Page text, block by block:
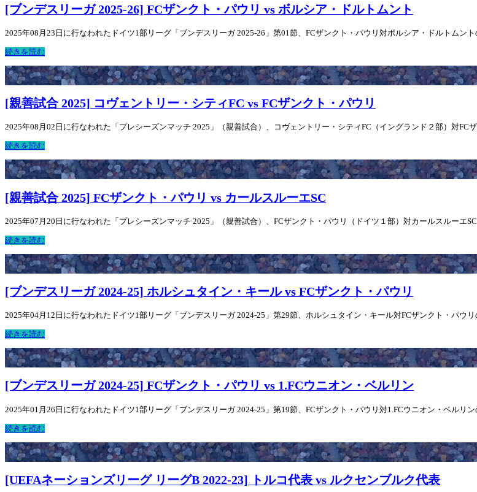
[ブンデスリーガ 2025-26] FCザンクト・パウリ vs ボルシア・ドルトムント
2025年08月23日に行なわれたドイツ1部リーグ「ブンデスリーガ 2025-26」第01節、FCザンクト・パウリ対ボルシア・ドルトムン
続きを読む
[親善試合 2025] コヴェントリー・シティFC vs FCザンクト・パウリ
2025年08月02日に行なわれた「プレシーズンマッチ 2025」（親善試合）、コヴェントリー・シティFC（イングランド２部）対
続きを読む
[親善試合 2025] FCザンクト・パウリ vs カールスルーエSC
2025年07月20日に行なわれた「プレシーズンマッチ 2025」（親善試合）、FCザンクト・パウリ（ドイツ１部）対カールスルーエ
続きを読む
[ブンデスリーガ 2024-25] ホルシュタイン・キール vs FCザンクト・パウリ
2025年04月12日に行なわれたドイツ1部リーグ「ブンデスリーガ 2024-25」第29節、ホルシュタイン・キール対FCザンクト・パウ
続きを読む
[ブンデスリーガ 2024-25] FCザンクト・パウリ vs 1.FCウニオン・ベルリン
2025年01月26日に行なわれたドイツ1部リーグ「ブンデスリーガ 2024-25」第19節、FCザンクト・パウリ対1.FCウニオン・ベルリ
続きを読む
[UEFAネーションズリーグ リーグB 2022-23] トルコ代表 vs ルクセンブルク代表